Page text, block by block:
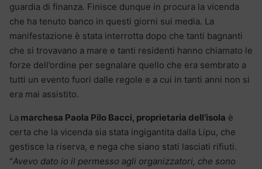
guardia di finanza. Finisce dunque in procura la vicenda
che ha tenuto banco in questi giorni sui media. La
manifestazione è stata interrotta dopo che tanti bagnanti
che si trovavano a mare e tanti residenti hanno chiamato le
forze dell’ordine per segnalare quello che era sembrato a
tutti un evento fuori dalle regole e a cui in tanti anni non si
era mai assistito.
La marchesa Paola Pilo Bacci, proprietaria dell’isola è
certa che la vicenda sia stata ingigantita dalla Lipu, che
gestisce la riserva, e nega che siano stati lasciati rifiuti.
“Avevo dato io il permesso agli organizzatori, che sono